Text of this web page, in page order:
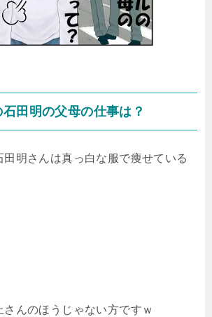
田明の父母の仕事は？
田明さんは真っ白な服で痩せている
んのほうじゃない方ですｗ